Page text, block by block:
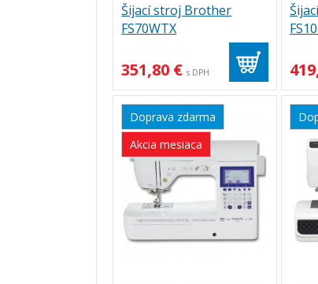
Šijací stroj Brother
FS70WTX
351,80 € s DPH
Doprava zdarma
Akcia mesiaca